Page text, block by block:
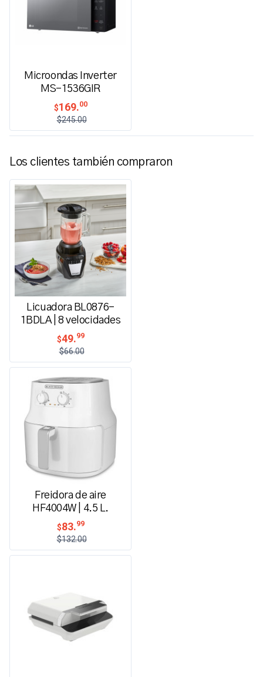
Microondas Inverter
MS-1536GIR
$169.00
$245.00
Los clientes también compraron
Licuadora BL0876-
1BDLA | 8 velocidades
$49.99
$66.00
Freidora de aire
HF4004W | 4.5 L.
$83.99
$132.00